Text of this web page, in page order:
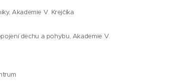
Akademie V. Krejčíka
dechu a pohybu, Akademie V.